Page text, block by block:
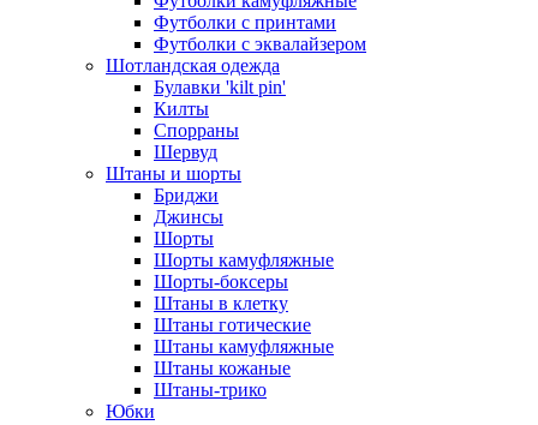
Футболки с принтами
Футболки с эквалайзером
Шотландская одежда
Булавки 'kilt pin'
Килты
Спорраны
Шервуд
Штаны и шорты
Бриджи
Джинсы
Шорты
Шорты камуфляжные
Шорты-боксеры
Штаны в клетку
Штаны готические
Штаны камуфляжные
Штаны кожаные
Штаны-трико
Юбки